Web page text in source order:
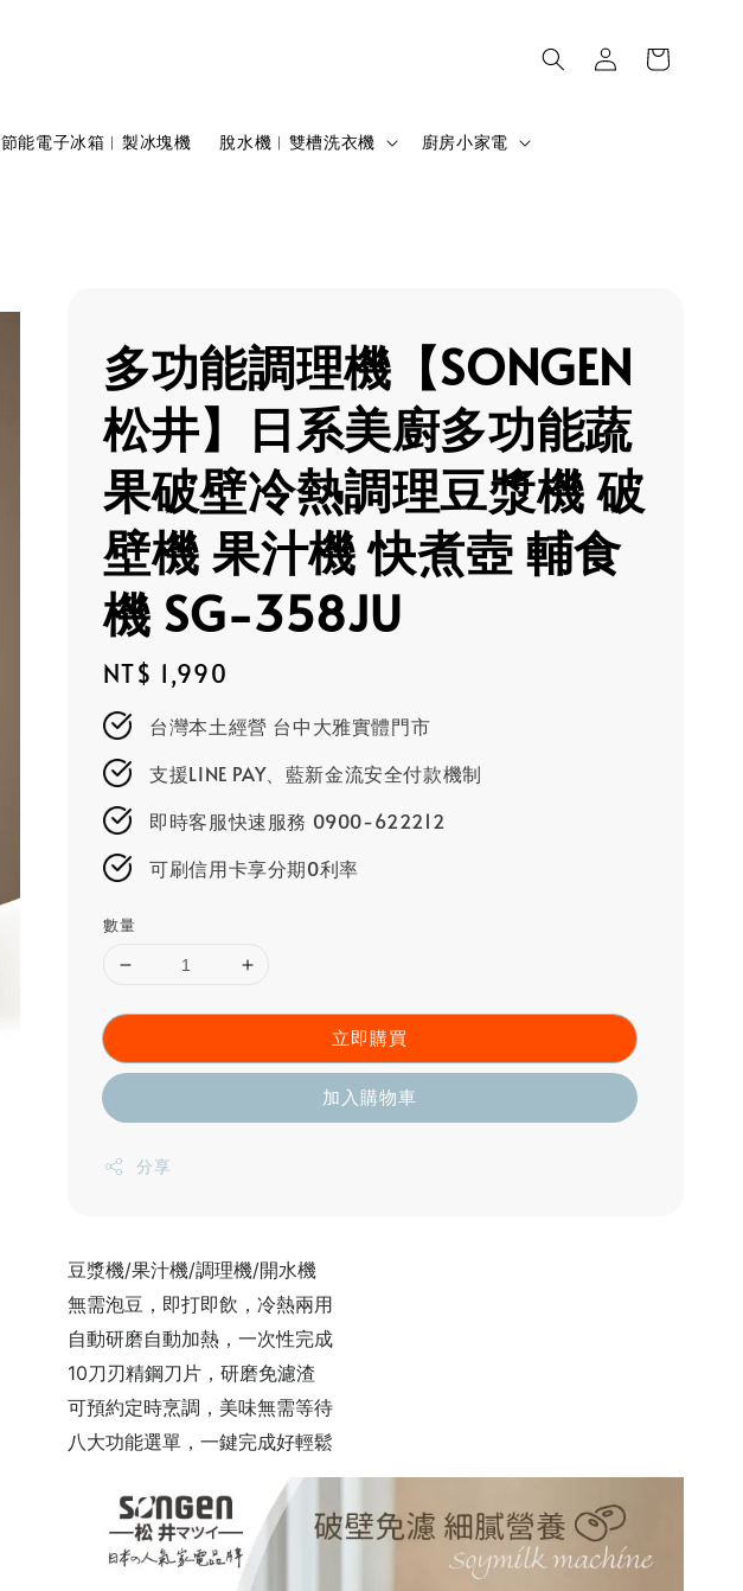
節能電子冰箱︱製冰塊機 脫水機︱雙槽洗衣機 廚房小家電
多功能調理機【SONGEN
松井】日系美廚多功能蔬
果破壁冷熱調理豆漿機 破
壁機 果汁機 快煮壺 輔食
機 SG-358JU
Regular
price
NT$ 1,990
台灣本土經營 台中大雅實體門市
支援LINE PAY、藍新金流安全付款機制
即時客服快速服務 0900-622212
可刷信用卡享分期0利率
數量
立即購買
加入購物車
分享
豆漿機/果汁機/調理機/開水機
無需泡豆，即打即飲，冷熱兩用
自動研磨自動加熱，一次性完成
10刀刃精鋼刀片，研磨免濾渣
可預約定時烹調，美味無需等待
八大功能選單，一鍵完成好輕鬆